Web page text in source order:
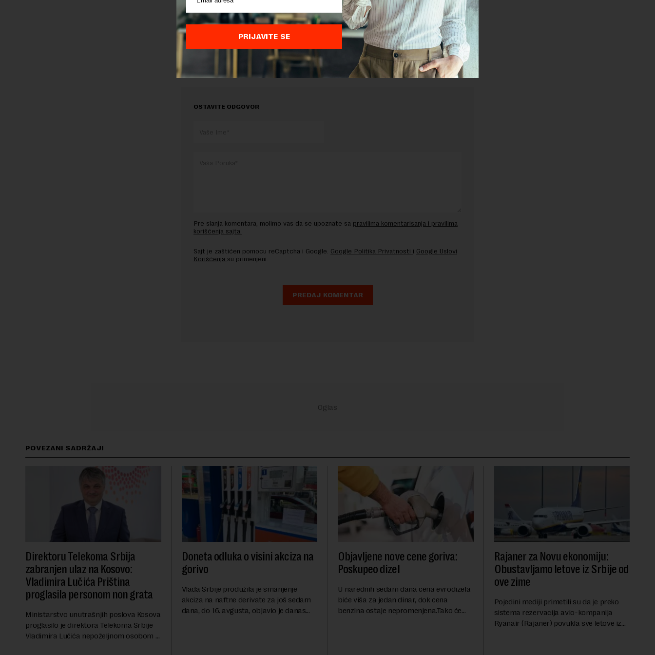
povreda na radu i profesionalnih oboljenja, kao i rad na edukaciji zaposlenih.
Preuzimanje delova teksta je dozvoljeno, ali uz obavezno navođenje izvora i uz postavljanje linka
ka izvornom tekstu na novaekonomija.rs
OSTAVITE ODGOVOR
Pre slanja komentara, molimo vas da se upoznate sa pravilima komentarisanja i pravilima
korišćenja sajta.
Sajt je zaštićen pomocu reCaptcha i Google. Google Politika Privatnosti i Google Uslovi
Korišćenja su primenjeni.
POVEZANI SADRŽAJI
Direktoru Telekoma Srbija
zabranjen ulaz na Kosovo:
Vladimira Lučića Priština
proglasila personom non grata
Ministarstvo unutrašnjih poslova Kosova
proglasilo je direktora Telekoma Srbije
Vladimira Lučića nepoželjnom osobom i
Doneta odluka o visini akciza na
gorivo
Vlada Srbije produžila je smanjenje
akciza na naftne derivate za još sedam
dana, do 16. avgusta, objavio je danas
Objavljene nove cene goriva:
Poskupeo dizel
U narednih sedam dana cena evrodizela
biće viša za jedan dinar, dok cena
benzina ostaje nepromenjena.Tako će
Rajaner za Novu ekonomiju:
Obustavljamo letove iz Srbije od
ove zime
Pojedini mediji primetili su da je preko
sistema rezervacija avio-kompanija
Ryanair (Rajaner) povukla sve letove iz
PRIJAVITE SE